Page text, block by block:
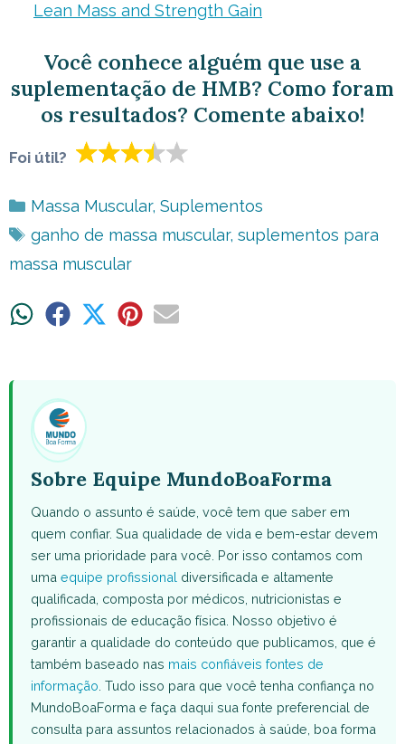
Lean Mass and Strength Gain
Você conhece alguém que use a
suplementação de HMB? Como foram
os resultados? Comente abaixo!
Foi útil?
Categorias
Massa Muscular, Suplementos
Tags
ganho de massa muscular, suplementos para
massa muscular
ShareShare ShareShareShare
Sobre Equipe MundoBoaForma
Quando o assunto é saúde, você tem que saber em
quem confiar. Sua qualidade de vida e bem-estar devem
ser uma prioridade para você. Por isso contamos com
uma equipe profissional diversificada e altamente
qualificada, composta por médicos, nutricionistas e
profissionais de educação física. Nosso objetivo é
garantir a qualidade do conteúdo que publicamos, que é
também baseado nas mais confiáveis fontes de
informação . Tudo isso para que você tenha confiança no
MundoBoaForma e faça daqui sua fonte preferencial de
consulta para assuntos relacionados à saúde, boa forma